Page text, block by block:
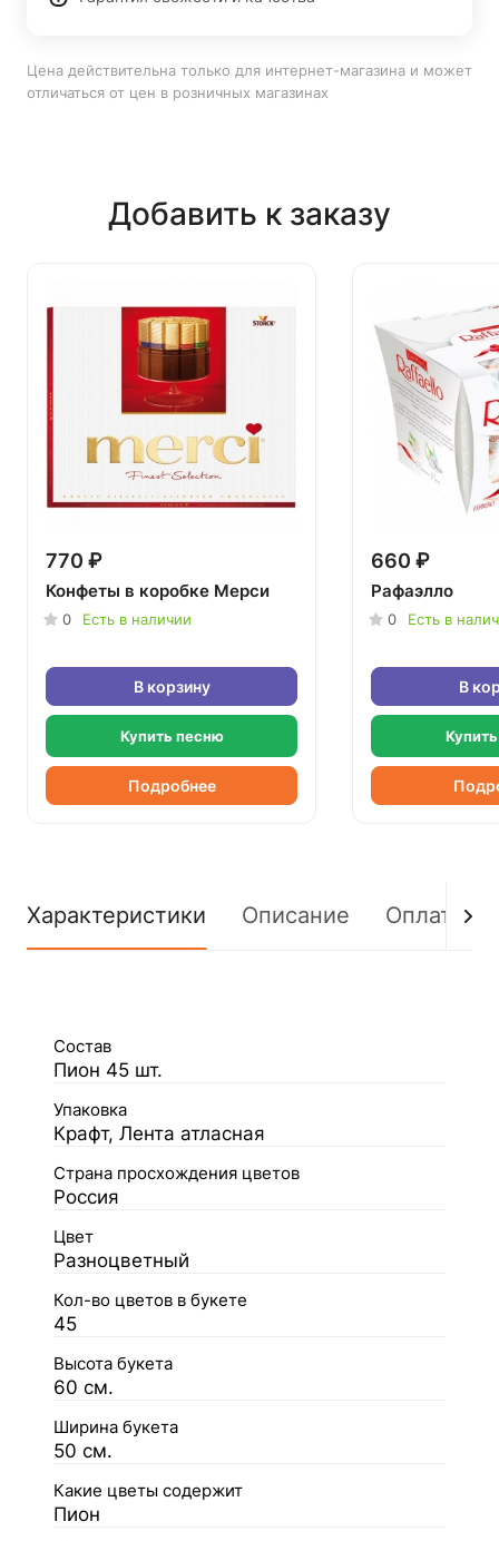
Цена действительна только для интернет-магазина и может
отличаться от цен в розничных магазинах
Добавить к заказу
770 ₽
Конфеты в коробке Мерси
0 Есть в наличии
В корзину
Купить песню
Подробнее
660 ₽
Рафаэлло
0 Есть в
В
Характеристики Описание Оплата
Состав
Пион 45 шт.
Упаковка
Крафт, Лента атласная
Страна просхождения цветов
Россия
Цвет
Разноцветный
Кол-во цветов в букете
45
Высота букета
60 см.
Ширина букета
50 см.
Какие цветы содержит
Пион